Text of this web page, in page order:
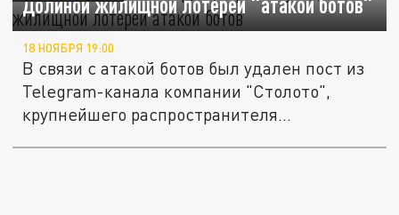
18 НОЯБРЯ 19:00
В связи с атакой ботов был удален пост из
Telegram-канала компании "Столото",
крупнейшего распространителя...